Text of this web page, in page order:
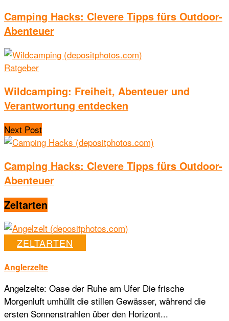
Camping Hacks: Clevere Tipps fürs Outdoor-
Abenteuer
Ratgeber
Wildcamping: Freiheit, Abenteuer und
Verantwortung entdecken
Next Post
Camping Hacks: Clevere Tipps fürs Outdoor-
Abenteuer
Zeltarten
ZELTARTEN
Anglerzelte
Angelzelte: Oase der Ruhe am Ufer Die frische
Morgenluft umhüllt die stillen Gewässer, während die
ersten Sonnenstrahlen über den Horizont...